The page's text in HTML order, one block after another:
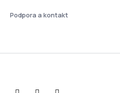
Podpora a kontakt